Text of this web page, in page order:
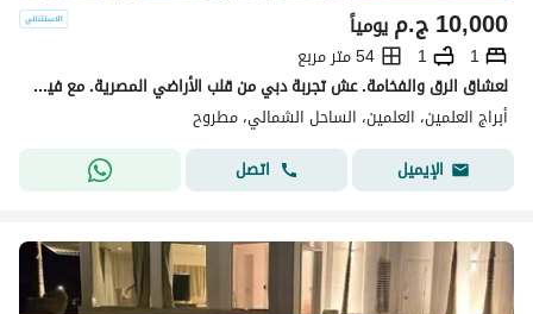
ج.م10,000 يومياً
1
1
54 متر مربع
لعشاق الرق والفخامة. عش تجربة دبي من قلب الأراضي المصرية. مع فيو خرافي للبحر والبحيرات. استمتع بتجربة مصيفية لا تنسي طوال العمر. في برج The Gate أميز أبراج العلمين الجديدة. الدور الثامن. غرفة فندقية فاخرة ذت إطلالة ساحرة لا تقاوم. جميع محتويات الشاليه من
أبراج العلمين، العلمين، الساحل الشمالي، مطروح
الإيميل
اتصل